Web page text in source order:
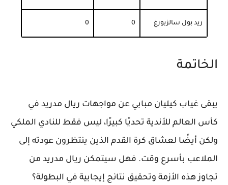
ريد بول سالزبورغ 0
0
الخاتمة
يبقى غياب كيليان مبابي عن مواجهات ريال مدريد في
كأس العالم للأندية تحديًا كبيرًا، ليس فقط للنادي الملكي
ولكن أيضًا لعشاق كرة القدم الذين ينتظرون عودته إلى
الملاعب بأسرع وقت. فهل سيتمكن ريال مدريد من
تجاوز هذه الأزمة وتحقيق نتائج إيجابية في البطولة؟